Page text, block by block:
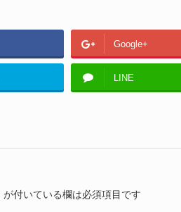
Google+
LINE
が付いている欄は必須項目です